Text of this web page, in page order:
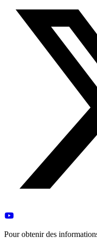
Pour obtenir des